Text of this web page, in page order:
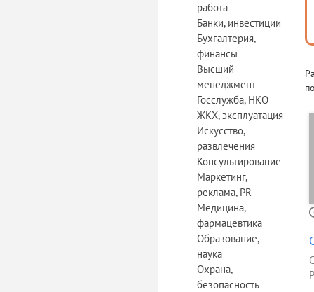
работа
Банки, инвестиции
Бухгалтерия,
финансы
Высший
менеджмент
Госслужба, НКО
ЖКХ, эксплуатация
Искусство,
развлечения
Консультирование
Маркетинг,
реклама, PR
Медицина,
фармацевтика
Образование,
наука
Охрана,
безопасность